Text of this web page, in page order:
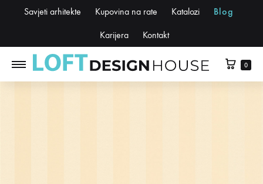
Savjeti arhitekte Kupovina na rate Katalozi Blog
Karijera Kontakt
0